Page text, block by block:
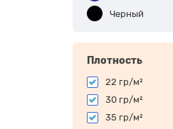
Черный
Плотность
22 гр/м²
30 гр/м²
35 гр/м²